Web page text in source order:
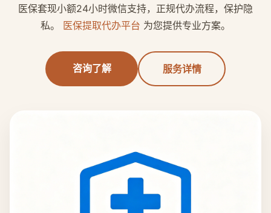
医保套现小额24小时微信支持，正规代办流程，保护隐
私。 医保提取代办平台 为您提供专业方案。
咨询了解 服务详情